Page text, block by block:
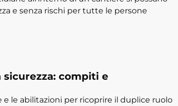
e senza rischi per tutte le persone
compiti e
le abilitazioni per ricoprire il duplice ruolo